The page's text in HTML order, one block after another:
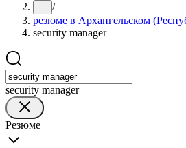
... /
резюме в Архангельском
security manager
security manager
Резюме